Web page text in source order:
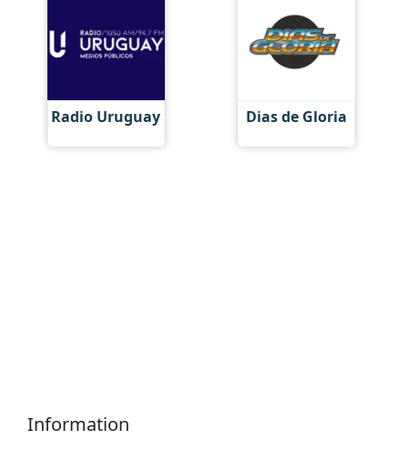
Radio Uruguay Dias de Gloria
Information